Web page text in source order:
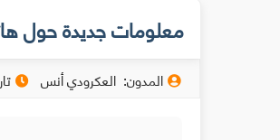
معلومات جديدة حول
المدون: العكرودي أنس